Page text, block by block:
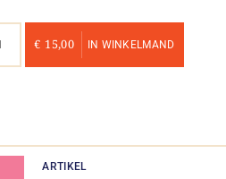
€ 15,00 IN WINKELMAND
ARTIKEL